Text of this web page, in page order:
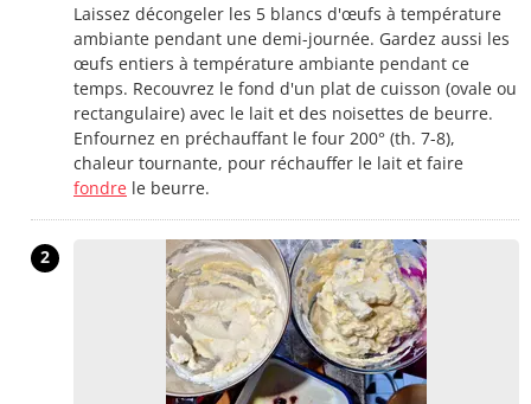
Laissez décongeler les 5 blancs d'œufs à température
ambiante pendant une demi-journée. Gardez aussi les
œufs entiers à température ambiante pendant ce
temps. Recouvrez le fond d'un plat de cuisson (ovale ou
rectangulaire) avec le lait et des noisettes de beurre.
Enfournez en préchauffant le four 200° (th. 7-8),
chaleur tournante, pour réchauffer le lait et faire
fondre le beurre.
2